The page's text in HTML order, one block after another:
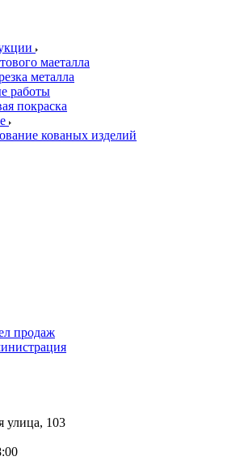
маеталла
металла
работы
покраска
кованых изделий
продаж
улица, 103